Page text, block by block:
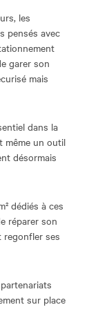
les
pensés avec
garer son
mais
dans la
même un outil
désormais
dédiés à ces
réparer son
regonfler ses
sur place